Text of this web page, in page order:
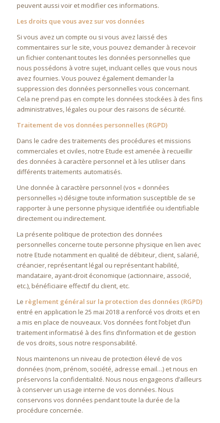
peuvent aussi voir et modifier ces informations.
Les droits que vous avez sur vos données
Si vous avez un compte ou si vous avez laissé des
commentaires sur le site, vous pouvez demander à recevoir
un fichier contenant toutes les données personnelles que
nous possédons à votre sujet, incluant celles que vous nous
avez fournies. Vous pouvez également demander la
suppression des données personnelles vous concernant.
Cela ne prend pas en compte les données stockées à des fins
administratives, légales ou pour des raisons de sécurité.
Traitement de vos données personnelles (RGPD)
Dans le cadre des traitements des procédures et missions
commerciales et civiles, notre Etude est amenée à recueillir
des données à caractère personnel et à les utiliser dans
différents traitements automatisés.
Une donnée à caractère personnel (vos « données
personnelles ») désigne toute information susceptible de se
rapporter à une personne physique identifiée ou identifiable
directement ou indirectement.
La présente politique de protection des données
personnelles concerne toute personne physique en lien avec
notre Etude notamment en qualité de débiteur, client, salarié,
créancier, représentant légal ou représentant habilité,
mandataire, ayant-droit économique (actionnaire, associé,
etc.), bénéficiaire effectif du client, etc.
Le règlement général sur la protection des données (RGPD)
entré en application le 25 mai 2018 a renforcé vos droits et en
a mis en place de nouveaux. Vos données font l’objet d’un
traitement informatisé à des fins d’information et de gestion
de vos droits, sous notre responsabilité.
Nous maintenons un niveau de protection élevé de vos
données (nom, prénom, société, adresse email…) et nous en
préservons la confidentialité. Nous nous engageons d’ailleurs
à conserver un usage interne de vos données. Nous
conservons vos données pendant toute la durée de la
procédure concernée.